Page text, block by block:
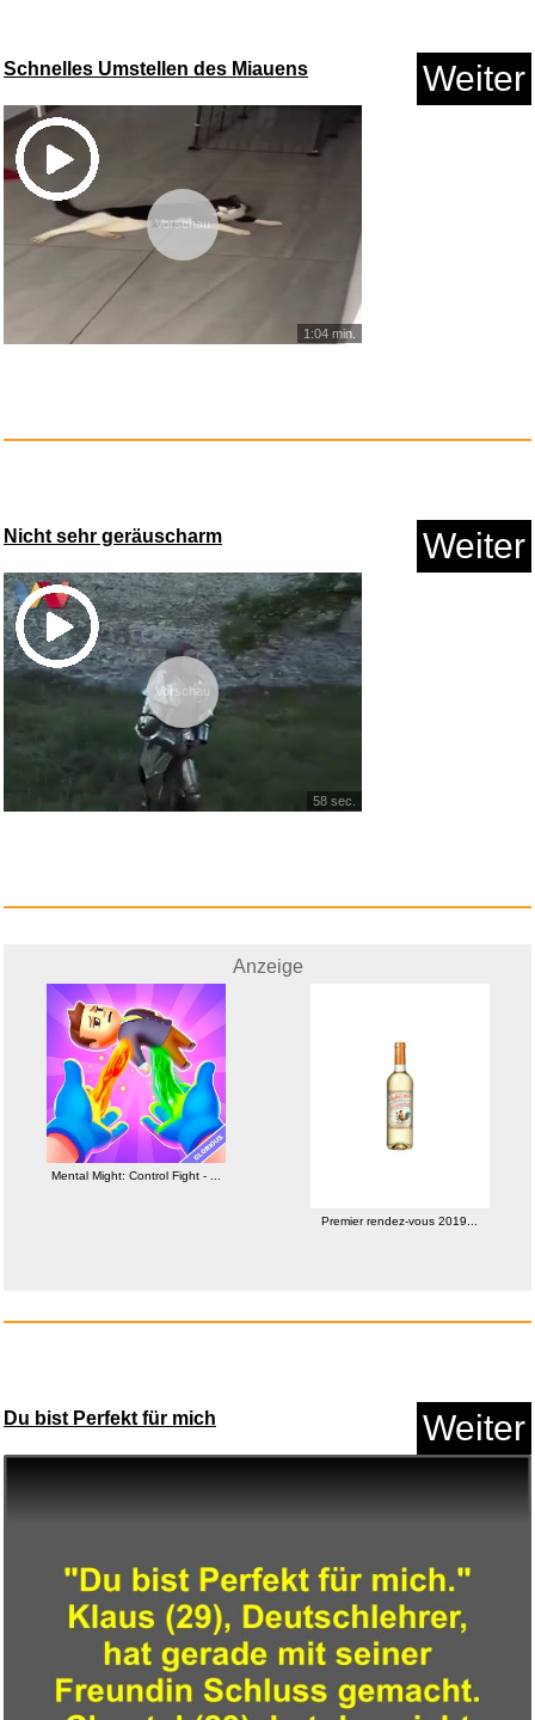
NORDISK FILM Dr�
berne fra ...
Eintracht Frankfurt : Alle Zus...
Ein Käfig voller Narren [...
Anzeige
TAMS Strohhut Erwachsene aus
Schnelles Umstellen des Miauens Weiter
Vorschau
1:04 min.
Nicht sehr geräuscharm Weiter
Vorschau
58 sec.
Anzeige
Mental Might: Control Fight - ...
Premier rendez-vous 2019...
Du bist Perfekt für mich Weiter